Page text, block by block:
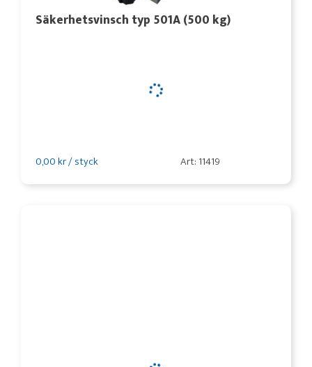
Säkerhetsvinsch typ 501A (500 kg)
0,00 kr / styck Art: 11419